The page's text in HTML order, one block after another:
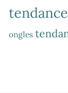
ongles